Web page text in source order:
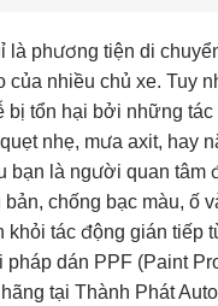
là phương tiện di
của nhiều chủ xe. Tuy
bị tổn hại bởi những tác
nhẹ, mưa axit, hay
bạn là người quan tâm
chống bạc màu, ố
khỏi tác động gián tiếp
pháp dán PPF (Paint
tại Thành Phát